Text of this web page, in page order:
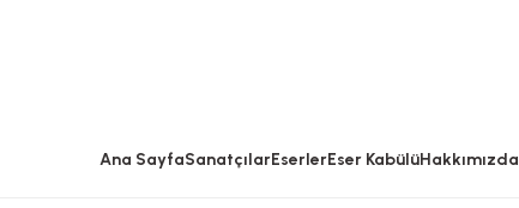
Ana SayfaSanatçılarEserlerEser KabülüHakkımızda